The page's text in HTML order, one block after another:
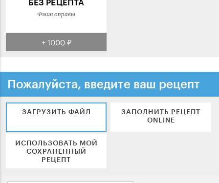
БЕЗ РЕЦЕПТА
Фэшн оправы
+ 1000 ₽
Пожалуйста, введите ваш рецепт
ЗАГРУЗИТЬ ФАЙЛ
ЗАПОЛНИТЬ РЕЦЕПТ
ONLINE
ИСПОЛЬЗОВАТЬ МОЙ
СОХРАНЕННЫЙ
РЕЦЕПТ